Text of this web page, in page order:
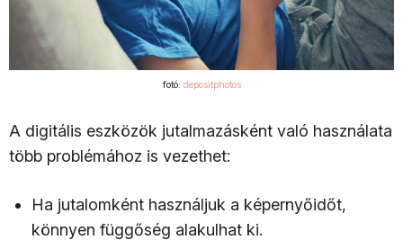
fotó: depositphotos
A digitális eszközök jutalmazásként való használata
több problémához is vezethet:
Ha jutalomként használjuk a képernyőidőt,
könnyen függőség alakulhat ki.